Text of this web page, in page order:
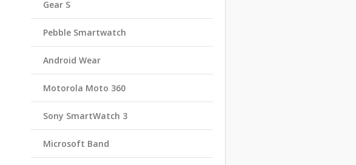
Gear S
Pebble Smartwatch
Android Wear
Motorola Moto 360
Sony SmartWatch 3
Microsoft Band